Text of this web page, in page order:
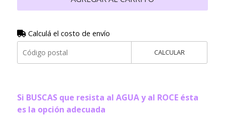
Calculá el costo de envío
CALCULAR
Si BUSCAS que resista al AGUA y al ROCE ésta
es la opción adecuada